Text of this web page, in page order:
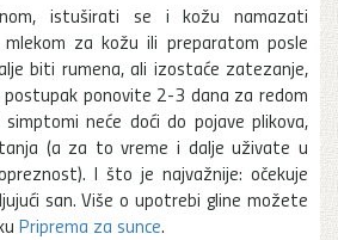
istuširati se i kožu namazati
za kožu ili preparatom posle
biti rumena, ali izostaće zatezanje,
postupak ponovite 2-3 dana za redom
neće doći do pojave plikova,
(a za to vreme i dalje uživate u
I što je najvažnije: očekuje
san. Više o upotrebi gline možete
Priprema za sunce.